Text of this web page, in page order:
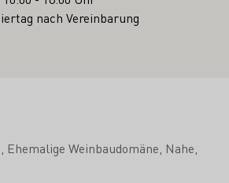
nach Vereinbarung
Ehemalige Weinbaudomäne Nahe